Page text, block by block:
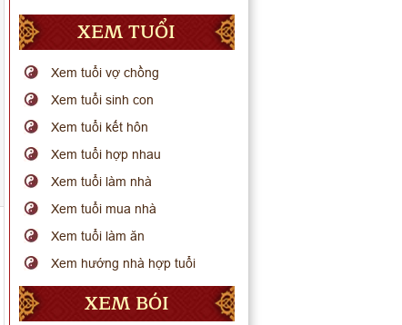
XEM TUỔI
Xem tuổi vợ chồng
Xem tuổi sinh con
Xem tuổi kết hôn
Xem tuổi hợp nhau
Xem tuổi làm nhà
Xem tuổi mua nhà
Xem tuổi làm ăn
Xem hướng nhà hợp tuổi
XEM BÓI